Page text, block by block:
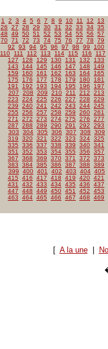
1 2 3 4 5 6 7 8 9 10 11 12
13
26
27 28 29 30 31 32 33 34 35
48
49 50 51 52 53 54 55 56
57
70 71 72 73 74 75 76 77 78
79
92
93 94 95 96 97 98 99
100
110
111 112 113 114 115 116
117
127
128 129 130 131 132
133
143
144 145 146 147 148
149
159
160 161 162 163 164
165
175
176 177 178 179 180
181
191
192 193 194 195 196
197
207
208 209 210 211 212
213
223
224 225 226 227 228
229
239
240 241 242 243 244 245
255
256 257 258 259 260 261
271
272 273 274 275 276
277
287
288 289 290 291 292
293
303
304 305 306 307 308
309
319
320 321 322 323 324 325
335
336 337 338 339 340 341
351
352 353 354 355 356
357
367
368 369 370 371 372
373
383
384 385 386 387 388
389
399
400 401 402 403 404 405
415
416 417 418 419 420 421
431
432 433 434 435 436
437
447
448 449 450 451 452
453
463
464 465 466 467 468 469
[ A la une|